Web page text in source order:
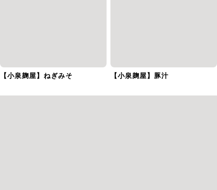
【小泉麹屋】ねぎみそ 【小泉麹屋】豚汁